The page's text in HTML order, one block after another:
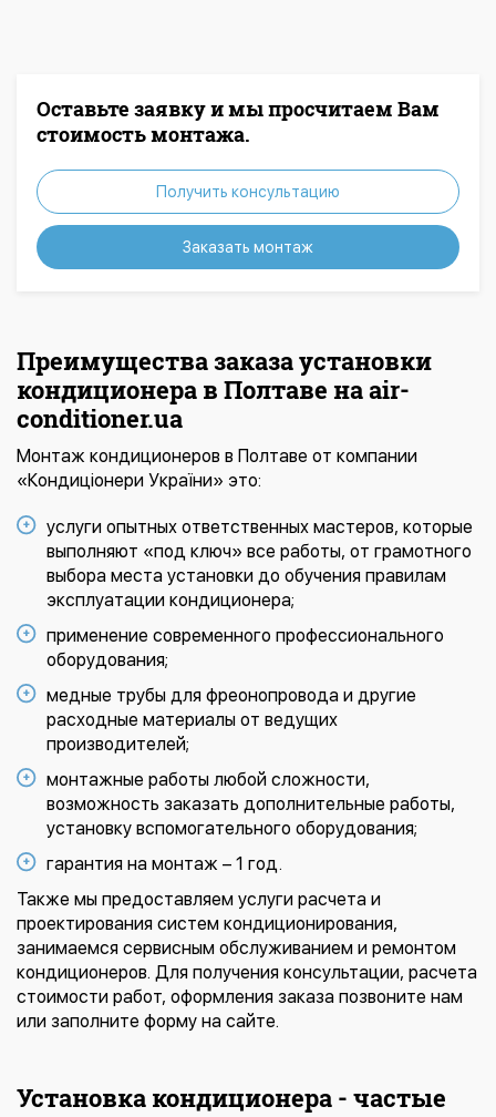
Оставьте заявку и мы просчитаем Вам
стоимость монтажа.
Получить консультацию
Заказать монтаж
Преимущества заказа установки
кондиционера в Полтаве на air-
conditioner.ua
Монтаж кондиционеров в Полтаве от компании
«Кондиціонери України» это:
услуги опытных ответственных мастеров, которые
выполняют «под ключ» все работы, от грамотного
выбора места установки до обучения правилам
эксплуатации кондиционера;
применение современного профессионального
оборудования;
медные трубы для фреонопровода и другие
расходные материалы от ведущих
производителей;
монтажные работы любой сложности,
возможность заказать дополнительные работы,
установку вспомогательного оборудования;
гарантия на монтаж – 1 год.
Также мы предоставляем услуги расчета и
проектирования систем кондиционирования,
занимаемся сервисным обслуживанием и ремонтом
кондиционеров. Для получения консультации, расчета
стоимости работ, оформления заказа позвоните нам
или заполните форму на сайте.
Установка кондиционера - частые